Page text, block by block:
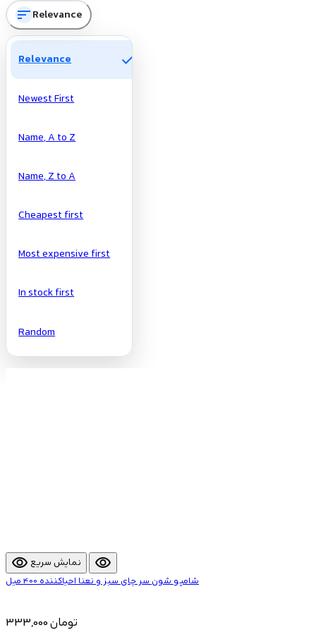
sortRelevance
Relevance check
Newest First
Name, A to Z
Name, Z to A
Cheapest first
Most expensive first
In stock first
Random
visibility نمایش سریع visibility
شامپو شون سر چای سبز و نعنا احیاکننده 400 میل
333,000 تومان